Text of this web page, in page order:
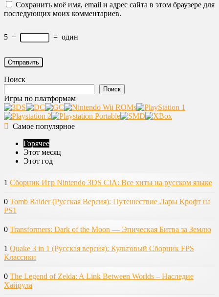
Сохранить моё имя, email и адрес сайта в этом браузере для
последующих моих комментариев.
5 − = один
Поиск
Поиск
Игры по платформам
Самое популярное
Горячее
Этот месяц
Этот год
1 Сборник Игр Nintendo 3DS CIA: Все хиты на русском языке
0 Tomb Raider (Русская Версия): Путешествие Лары Крофт на
PS1
0 Transformers: Dark of the Moon — Эпическая Битва за Землю
1 Quake 3 in 1 (Русская версия): Культовый Сборник FPS
Классики
0 The Legend of Zelda: A Link Between Worlds – Наследие
Хайрула